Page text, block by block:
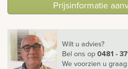
Prijsinformatie
Wilt u advies?
Bel ons op0481 -
We voorzien u